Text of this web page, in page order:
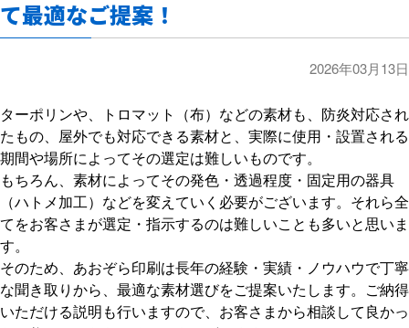
て最適なご提案！
2026年03月13日
ターポリンや、トロマット（布）などの素材も、防炎対応され
たもの、屋外でも対応できる素材と、実際に使用・設置される
期間や場所によってその選定は難しいものです。
もちろん、素材によってその発色・透過程度・固定用の器具
（ハトメ加工）などを変えていく必要がございます。それら全
てをお客さまが選定・指示するのは難しいことも多いと思いま
す。
そのため、あおぞら印刷は長年の経験・実績・ノウハウで丁寧
な聞き取りから、最適な素材選びをご提案いたします。ご納得
いただける説明も行いますので、お客さまから相談して良かっ